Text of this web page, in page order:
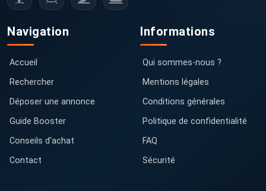
Navigation
Accueil
Rechercher
Déposer une annonce
Guide Booster
Conseils d'achat
Contact
Informations
Qui sommes-nous ?
Mentions légales
Conditions générales
Politique de confidentialité
FAQ
Sécurité